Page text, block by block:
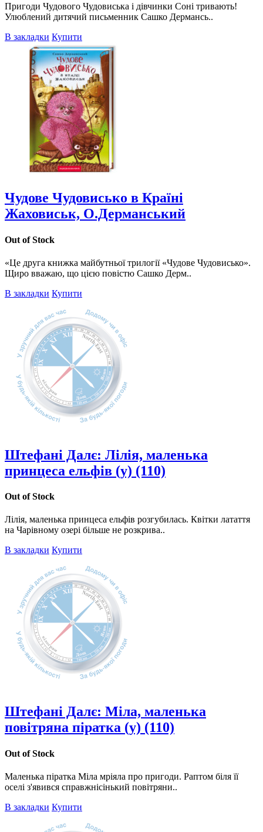
Пригоди Чудового Чудовиська і дівчинки Соні тривають!
Улюблений дитячий письменник Сашко Дермансь..
В закладки Купити
Чудове Чудовисько в Країні
Жаховиськ, О.Дерманський
Out of Stock
«Це друга книжка майбутньої трилогії «Чудове Чудовисько».
Щиро вважаю, що цією повістю Сашко Дерм..
В закладки Купити
Штефані Далє: Лілія, маленька
принцеса ельфів (у) (110)
Out of Stock
Лілія, маленька принцеса ельфів розгубилась. Квітки латаття
на Чарівному озері більше не розкрива..
В закладки Купити
Штефані Далє: Міла, маленька
повітряна піратка (у) (110)
Out of Stock
Маленька піратка Міла мріяла про пригоди. Раптом біля її
оселі з'явився справжнісінький повітряни..
В закладки Купити